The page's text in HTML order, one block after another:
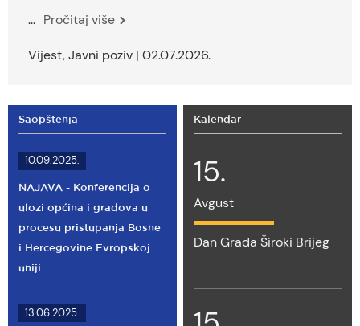
... Pročitaj više
Vijest, Javni poziv | 02.07.2026.
Saopštenja
10.09.2025.
NAJAVA - Konferencija o
ulozi općina i gradova u
procesu pristupanja Bosne
i Hercegovine Evropskoj
uniji
13.06.2025.
Kalendar
15.
Avgust
Dan Grada Široki Brijeg